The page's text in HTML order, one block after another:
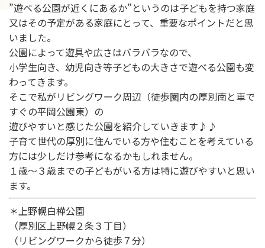
”遊べる公園が近くにあるか”というのは子どもを持つ家庭
又はその予定がある家庭にとって、重要なポイントだと思
いました。
公園によって遊具や広さはバラバラなので、
小学生向き、幼児向き等子どもの大きさで遊べる公園も変
わってきます。
そこで私がリビングワーク周辺（徒歩圏内の厚別南と車で
すぐの平岡公園東）の
遊びやすいと感じた公園を紹介していきます♪♪
子育て世代の厚別に住んでいる方や住むことを考えている
方には少しだけ参考になるかもしれません。
１歳～３歳までの子どもがいる方は特に遊びやすいと思い
ます。
＊上野幌白樺公園
（厚別区上野幌２条３丁目）
（リビングワークから徒歩７分）